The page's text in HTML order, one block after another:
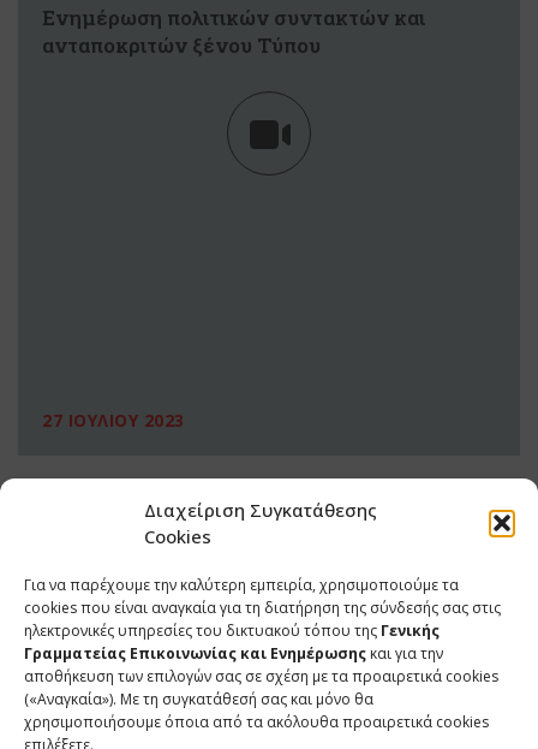
Διαχείριση Συγκατάθεσης
Cookies
Για να παρέχουμε την καλύτερη εμπειρία, χρησιμοποιούμε τα
cookies που είναι αναγκαία για τη διατήρηση της σύνδεσής σας στις
ηλεκτρονικές υπηρεσίες του δικτυακού τόπου της Γενικής
Γραμματείας Επικοινωνίας και Ενημέρωσης και για την
αποθήκευση των επιλογών σας σε σχέση με τα προαιρετικά cookies
(«Αναγκαία»). Με τη συγκατάθεσή σας και μόνο θα
χρησιμοποιήσουμε όποια από τα ακόλουθα προαιρετικά cookies
επιλέξετε.
Ενημέρωση πολιτικών συντακτών και
ανταποκριτών ξένου Τύπου
27 ΙΟΥΛΙΟΥ 2023
ΕΠΙΚΟΙΝΩΝΙΑ